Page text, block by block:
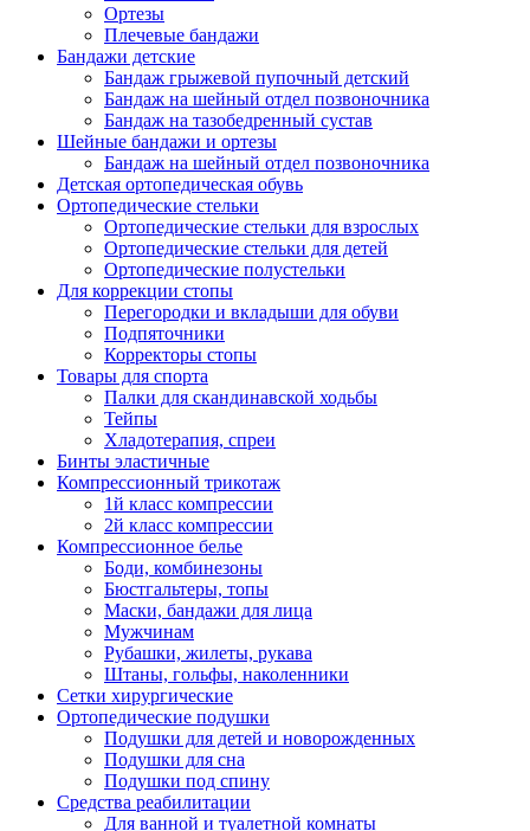
Ортезы
Плечевые бандажи
Бандажи детские
Бандаж грыжевой пупочный детский
Бандаж на шейный отдел позвоночника
Бандаж на тазобедренный сустав
Шейные бандажи и ортезы
Бандаж на шейный отдел позвоночника
Детская ортопедическая обувь
Ортопедические стельки
Ортопедические стельки для взрослых
Ортопедические стельки для детей
Ортопедические полустельки
Для коррекции стопы
Перегородки и вкладыши для обуви
Подпяточники
Корректоры стопы
Товары для спорта
Палки для скандинавской ходьбы
Тейпы
Хладотерапия, спреи
Бинты эластичные
Компрессионный трикотаж
1й класс компрессии
2й класс компрессии
Компрессионное белье
Боди, комбинезоны
Бюстгальтеры, топы
Маски, бандажи для лица
Мужчинам
Рубашки, жилеты, рукава
Штаны, гольфы, наколенники
Сетки хирургические
Ортопедические подушки
Подушки для детей и новорожденных
Подушки для сна
Подушки под спину
Средства реабилитации
Для ванной и туалетной комнаты